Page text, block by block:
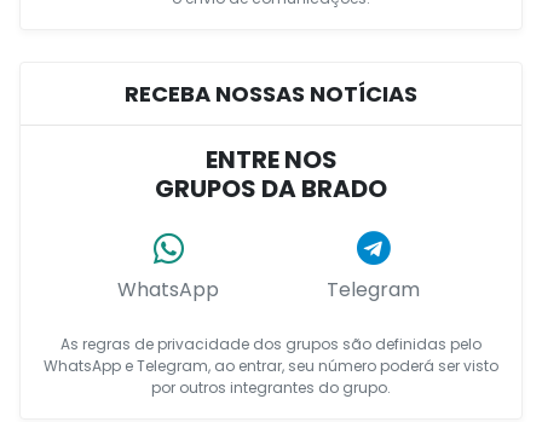
RECEBA NOSSAS NOTÍCIAS
ENTRE NOS
GRUPOS DA BRADO
WhatsApp Telegram
As regras de privacidade dos grupos são definidas pelo
WhatsApp e Telegram, ao entrar, seu número poderá ser visto
por outros integrantes do grupo.